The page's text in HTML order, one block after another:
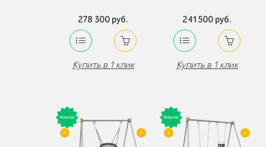
278 300 руб.
Купить в 1 клик
241 500 руб.
Купить в 1 клик